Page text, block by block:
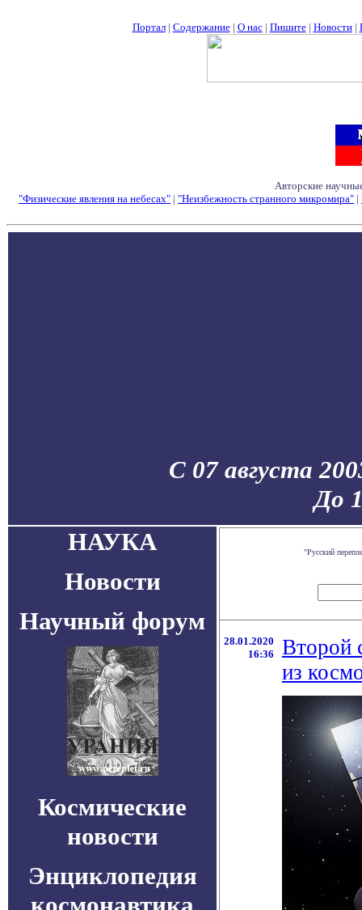
Портал| Содержание| О нас| Пишите| Новости|
Авторские
"Физические явления на небесах" | "Неизбежность странного микромира" |
С 07 августа
До
НАУКА
Новости
Научный форум
Космические
новости
Энциклопедия
"Русский
28.01.2020
16:36
Второй
из